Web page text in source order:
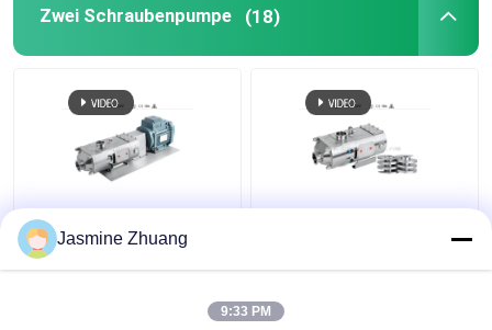
Zwei Schraubenpumpe (18)
Drehzahlgeregelter
Motor Hochviskositäts
Doppelschraubenpumpe
für komplexe
Jasmine Zhuang
9:33 PM